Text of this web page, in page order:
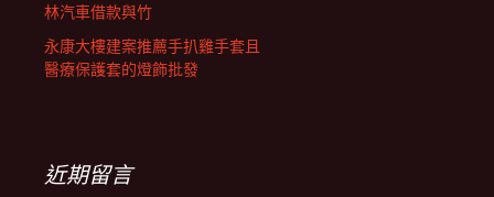
林汽車借款與竹
永康大樓建案推薦手扒雞手套且
醫療保護套的燈飾批發
近期留言